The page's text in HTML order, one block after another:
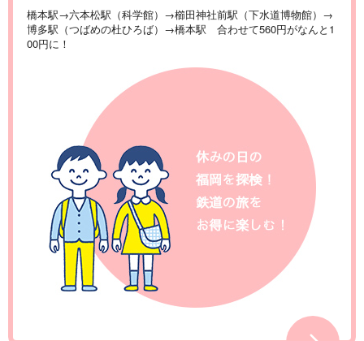
橋本駅→六本松駅（科学館）→櫛田神社前駅（下水道博物館）→
博多駅（つばめの杜ひろば）→橋本駅 合わせて560円がなんと1
00円に！